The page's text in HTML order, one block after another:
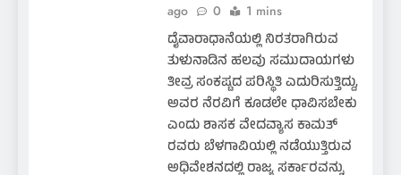
ago
0 1 mins
ದೈವಾರಾಧಾನೆಯಲ್ಲಿ ನಿರತರಾಗಿರುವ
ತುಳುನಾಡಿನ ಹಲವು ಸಮುದಾಯಗಳು
ತೀವ್ರ ಸಂಕಷ್ಟದ ಪರಿಸ್ಥಿತಿ ಎದುರಿಸುತ್ತಿದ್ದು,
ಅವರ ನೆರವಿಗೆ ಕೂಡಲೇ ಧಾವಿಸಬೇಕು
ಎಂದು ಶಾಸಕ ವೇದವ್ಯಾಸ ಕಾಮತ್
ರವರು ಬೆಳಗಾವಿಯಲ್ಲಿ ನಡೆಯುತ್ತಿರುವ
ಅಧಿವೇಶನದಲ್ಲಿ ರಾಜ್ಯ ಸರ್ಕಾರವನ್ನು